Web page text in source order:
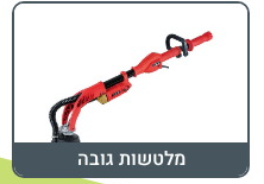
מלטשות גובה